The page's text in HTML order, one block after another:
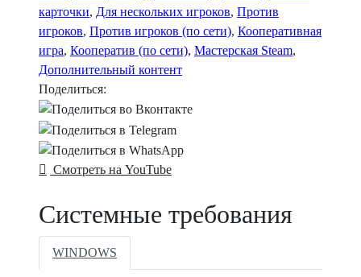
карточки, Для нескольких игроков, Против
игроков, Против игроков (по сети), Кооперативная
игра, Кооператив (по сети), Мастерская Steam,
Дополнительный контент
Поделиться:
Смотреть на YouTube
Системные требования
WINDOWS